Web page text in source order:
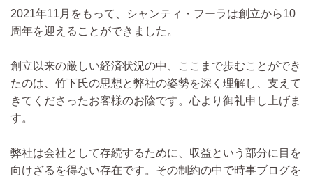
2021年11月をもって、シャンティ・フーラは創立から10
周年を迎えることができました。
創立以来の厳しい経済状況の中、ここまで歩むことができ
たのは、竹下氏の思想と弊社の姿勢を深く理解し、支えて
きてくださったお客様のお陰です。心より御礼申し上げま
す。
弊社は会社として存続するために、収益という部分に目を
向けざるを得ない存在です。その制約の中で時事ブログを